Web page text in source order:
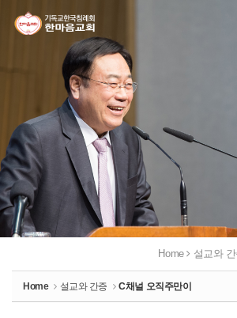
Home 설교와
Home 설교와 간증 C채널 오직주만이